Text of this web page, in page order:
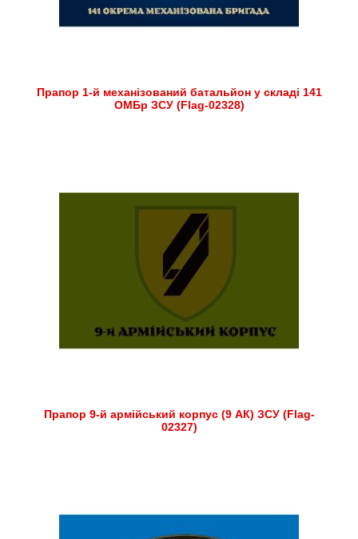
Прапор 1-й механізований батальйон у складі 141
ОМБр ЗСУ (Flag-02328)
Прапор 9-й армійський корпус (9 АК) ЗСУ (Flag-
02327)